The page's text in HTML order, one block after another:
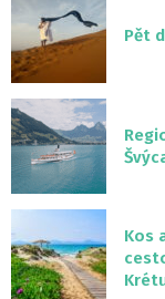
Pět
Kos